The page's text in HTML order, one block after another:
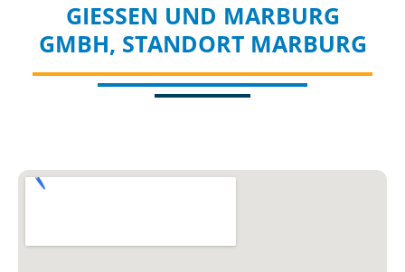
GIESSEN UND MARBURG G
MBH, STANDORT MARBURG